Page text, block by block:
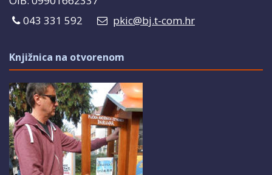
043 331 592
pkic@bj.t-com.hr
Knjižnica na otvorenom